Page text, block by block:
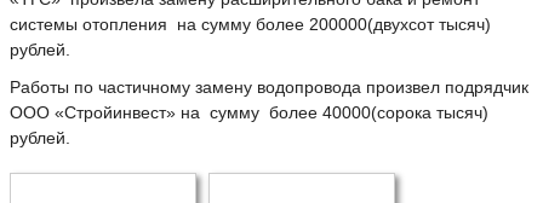
системы отопления на сумму более 200000(двухсот тысяч)
рублей.
Работы по частичному замену водопровода произвел подрядчик
ООО «Стройинвест» на сумму более 40000(сорока тысяч)
рублей.